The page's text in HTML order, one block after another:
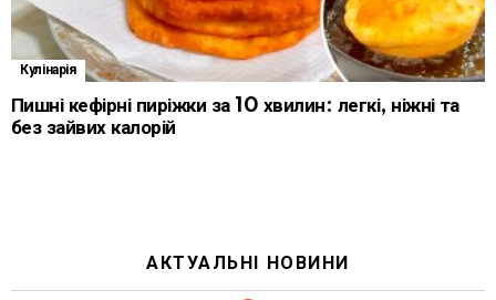
Кулінарія
Пишні кефірні пиріжки за 10 хвилин: легкі, ніжні та
без зайвих калорій
АКТУАЛЬНІ НОВИНИ